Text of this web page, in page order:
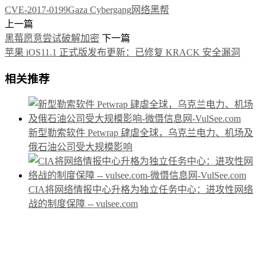
CVE-2017-0199Gaza Cybergang网络黑帮
上一篇
黑莓愿意尝试破解加密 下一篇
苹果 iOS11.1 正式版发布更新：已修复 KRACK 安全漏洞
相关推荐
新型勒索软件 Petwrap 肆虐全球，乌克兰电力、机场及
俄石油公司受大规模影响
CIA将网络情报中心升格为独立任务中心：进攻性网络
战的制度保障 -- vulsee.com